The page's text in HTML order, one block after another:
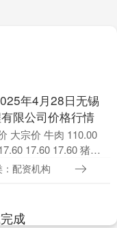
年4月28日无锡
限公司价格行情
大宗价 牛肉 110.00
17.60 17.60 猪肉
18....
：配资机构
成